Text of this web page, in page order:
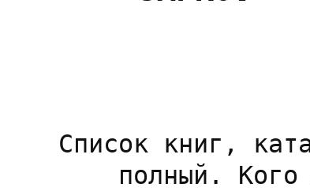
Список книг,
полный.